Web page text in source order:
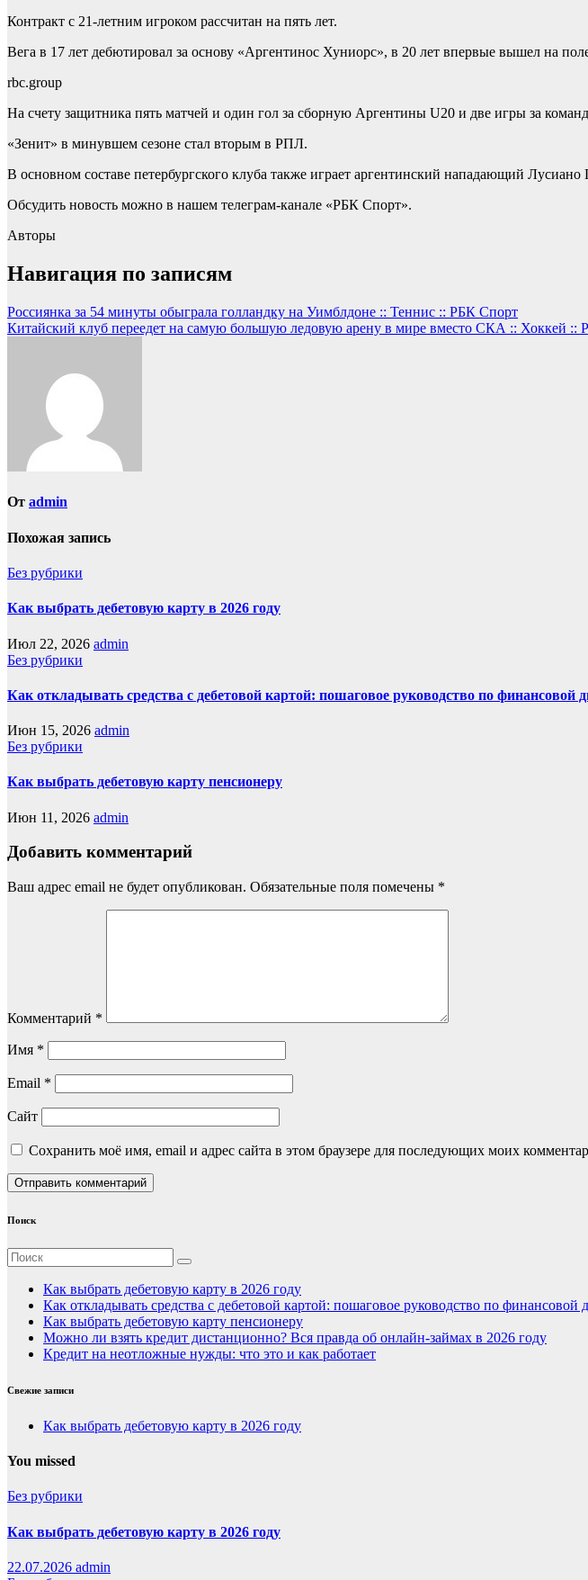
Контракт с 21-летним игроком рассчитан на пять лет.
Вега в 17 лет дебютировал за основу «Аргентинос Хуниорс», в 20 лет впервые вышел на
rbc.group
На счету защитника пять матчей и один гол за сборную Аргентины U20 и две игры за
«Зенит» в минувшем сезоне стал вторым в РПЛ.
В основном составе петербургского клуба также играет аргентинский нападающий Лусиано
Обсудить новость можно в нашем телеграм-канале «РБК Спорт».
Авторы
Навигация по записям
Россиянка за 54 минуты обыграла голландку на Уимблдоне :: Теннис :: РБК Спорт
Китайский клуб переедет на самую большую ледовую арену в мире вместо СКА :: Хоккей ::
От admin
Похожая запись
Без рубрики
Как выбрать дебетовую карту в 2026 году
Июл 22, 2026 admin
Без рубрики
Как откладывать средства с дебетовой картой: пошаговое руководство по финансовой
Июн 15, 2026 admin
Без рубрики
Как выбрать дебетовую карту пенсионеру
Июн 11, 2026 admin
Добавить комментарий
Ваш адрес email не будет опубликован. Обязательные поля помечены *
Комментарий *
Имя *
Email *
Сайт
Сохранить моё имя, email и адрес сайта в этом браузере для последующих моих
Поиск
Как выбрать дебетовую карту в 2026 году
Как откладывать средства с дебетовой картой: пошаговое руководство по финансовой
Как выбрать дебетовую карту пенсионеру
Можно ли взять кредит дистанционно? Вся правда об онлайн-займах в 2026 году
Кредит на неотложные нужды: что это и как работает
Свежие записи
Как выбрать дебетовую карту в 2026 году
You missed
Без рубрики
Как выбрать дебетовую карту в 2026 году
22.07.2026 admin